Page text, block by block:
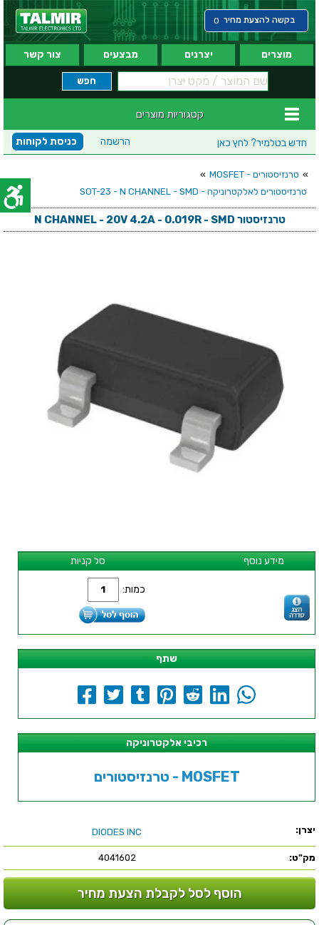
בקשה להצעת מחיר 0
מוצרים יצרנים מבצעים צור קשר
קטגוריות מוצרים
חדש בטלמיר? לחץ כאן כניסת לקוחות הרשמה
» טרנזיסטורים - MOSFET
»
טרנזיסטורים לאלקטרוניקה - SOT-23 - N CHANNEL - SMD
טרנזיסטור N CHANNEL - 20V 4.2A - 0.019R - SMD
סל קניות מידע נוסף
כמות:
שתף
רכיבי אלקטרוניקה
טרנזיסטורים - MOSFET
יצרן: DIODES INC
מק"ט: 4041602
הוסף לסל לקבלת הצעת מחיר